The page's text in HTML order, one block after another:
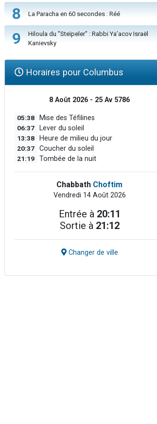
8 La Paracha en 60 secondes : Réé
9
Hiloula du "Steïpeler" : Rabbi Ya’acov Israël
Kanievsky
Horaires pour Columbus
8 Août 2026 - 25 Av 5786
05:38 Mise des Téfilines
06:37 Lever du soleil
13:38 Heure de milieu du jour
20:37 Coucher du soleil
21:19 Tombée de la nuit
Chabbath Choftim
Vendredi 14 Août 2026
Entrée à 20:11
Sortie à 21:12
Changer de ville